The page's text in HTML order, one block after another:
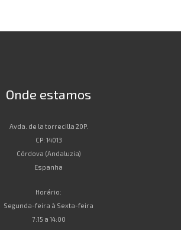
Onde estamos
Avda. de la torrecilla 20P.
CP: 14013
Córdova (Andaluzia)
Espanha
Horário:
Segunda-feira à Sexta-feira
7:15 a 14:00